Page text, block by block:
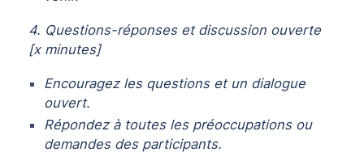
4. Questions-réponses et discussion ouverte
[x minutes]
Encouragez les questions et un dialogue
ouvert.
Répondez à toutes les préoccupations ou
demandes des participants.